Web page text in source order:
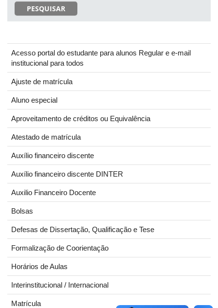
PESQUISAR
Acesso portal do estudante para alunos Regular e e-mail
institucional para todos
Ajuste de matrícula
Aluno especial
Aproveitamento de créditos ou Equivalência
Atestado de matrícula
Auxílio financeiro discente
Auxílio financeiro discente DINTER
Auxilio Financeiro Docente
Bolsas
Defesas de Dissertação, Qualificação e Tese
Formalização de Coorientação
Horários de Aulas
Interinstitucional / Internacional
Matrícula